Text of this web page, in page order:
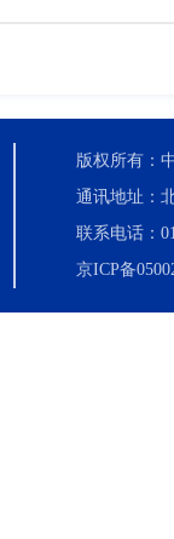
版权所有：
通讯地址：
联系电话：
京ICP备